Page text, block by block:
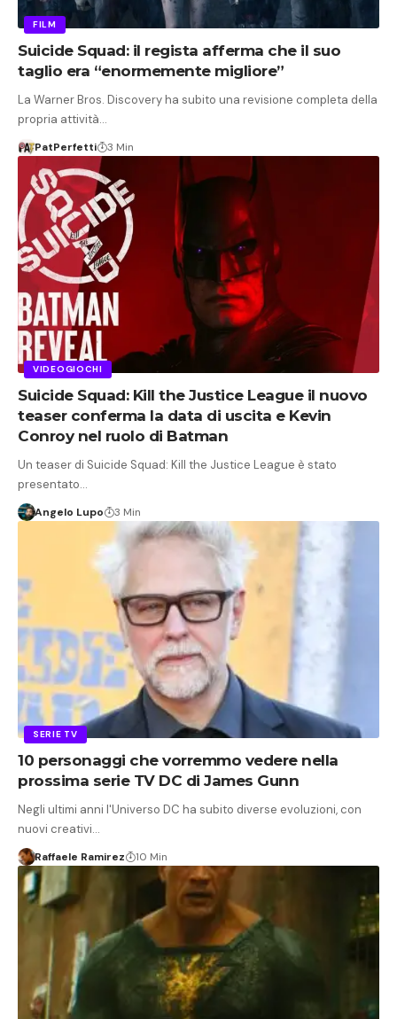
FILM
Suicide Squad: il regista afferma che il suo
taglio era “enormemente migliore”
La Warner Bros. Discovery ha subito una revisione completa della
propria attività…
PatPerfetti 3 Min
VIDEOGIOCHI
Suicide Squad: Kill the Justice League il nuovo
teaser conferma la data di uscita e Kevin
Conroy nel ruolo di Batman
Un teaser di Suicide Squad: Kill the Justice League è stato
presentato…
Angelo Lupo 3 Min
SERIE TV
10 personaggi che vorremmo vedere nella
prossima serie TV DC di James Gunn
Negli ultimi anni l'Universo DC ha subito diverse evoluzioni, con
nuovi creativi…
Raffaele Ramirez 10 Min